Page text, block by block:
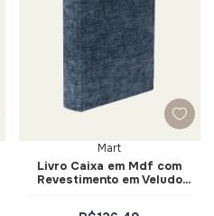
Mart
Livro Caixa em Mdf com
Revestimento em Veludo